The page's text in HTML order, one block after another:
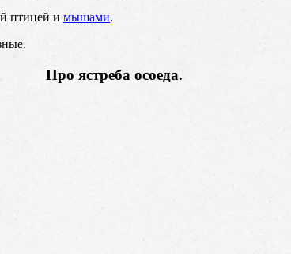
птицей и мышами.
Про ястреба осоеда.